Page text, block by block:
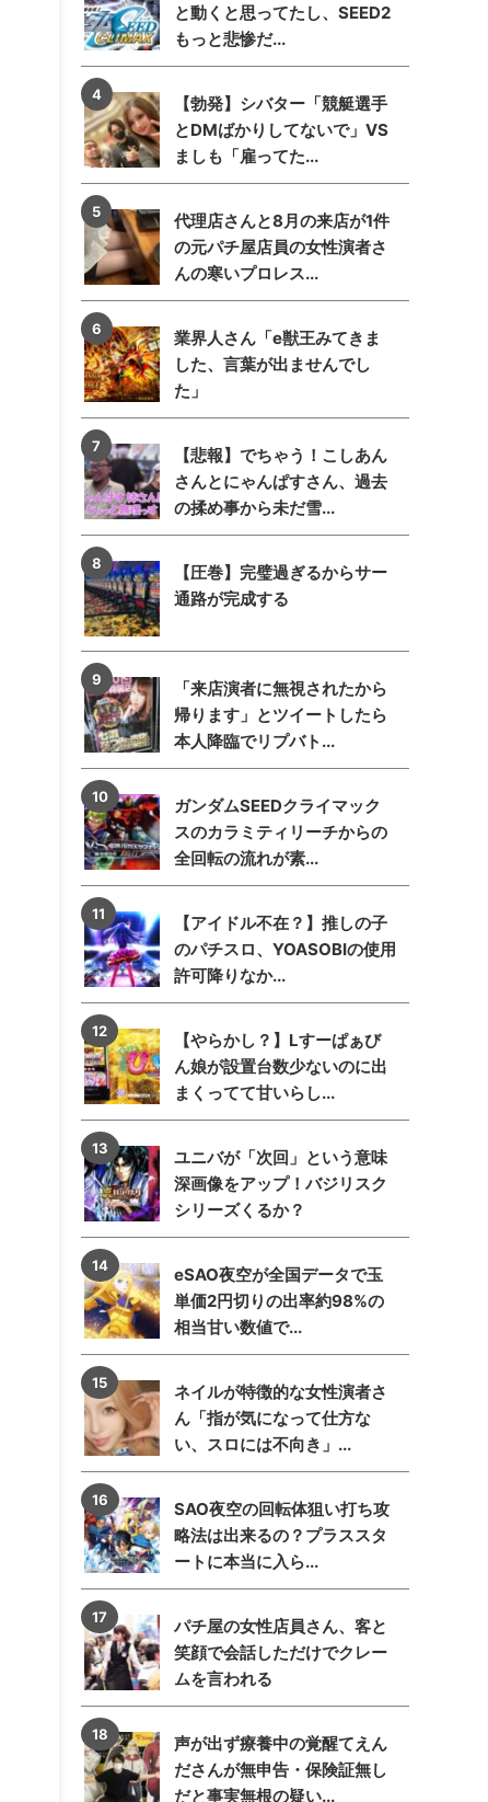
と動くと思ってたし、SEED2
もっと悲惨だ...
【勃発】シバター「競艇選手
とDMばかりしてないで」VS
ましも「雇ってた...
代理店さんと8月の来店が1件
の元パチ屋店員の女性演者さ
んの寒いプロレス...
業界人さん「e獣王みてきま
した、言葉が出ませんでし
た」
【悲報】でちゃう！こしあん
さんとにゃんぱすさん、過去
の揉め事から未だ雪...
【圧巻】完璧過ぎるからサー
通路が完成する
「来店演者に無視されたから
帰ります」とツイートしたら
本人降臨でリプバト...
ガンダムSEEDクライマック
スのカラミティリーチからの
全回転の流れが素...
【アイドル不在？】推しの子
のパチスロ、YOASOBIの使用
許可降りなか...
【やらかし？】Lすーぱぁび
ん娘が設置台数少ないのに出
まくってて甘いらし...
ユニバが「次回」という意味
深画像をアップ！バジリスク
シリーズくるか？
eSAO夜空が全国データで玉
単価2円切りの出率約98%の
相当甘い数値で...
ネイルが特徴的な女性演者さ
ん「指が気になって仕方な
い、スロには不向き」...
SAO夜空の回転体狙い打ち攻
略法は出来るの？プラススタ
ートに本当に入ら...
パチ屋の女性店員さん、客と
笑顔で会話しただけでクレー
ムを言われる
声が出ず療養中の覚醒てえん
ださんが無申告・保険証無し
だと事実無根の疑い...